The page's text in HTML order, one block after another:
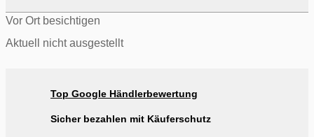
Vor Ort besichtigen
Aktuell nicht ausgestellt
Top Google Händlerbewertung
Sicher bezahlen mit Käuferschutz